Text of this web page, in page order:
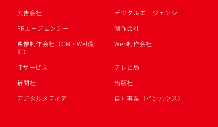
広告会社
デジタルエージェンシー
PRエージェンシー
制作会社
映像制作会社（CM・Web動
画）
Web制作会社
ITサービス
テレビ局
新聞社
出版社
デジタルメディア
自社事業（インハウス）